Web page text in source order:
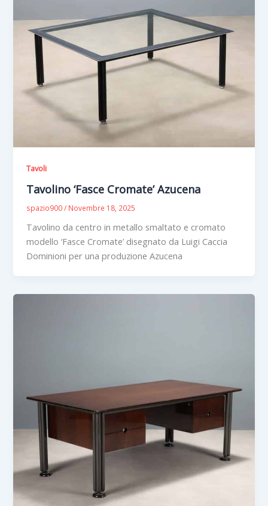
Tavoli
Tavolino ‘Fasce Cromate’ Azucena
spazio900/ Novembre 18, 2025
Tavolino da centro in metallo smaltato e cromato
modello ‘Fasce Cromate’ disegnato da Luigi Caccia
Dominioni per una produzione Azucena